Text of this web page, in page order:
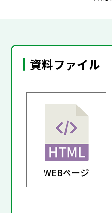
資料ファイル
WEBページ